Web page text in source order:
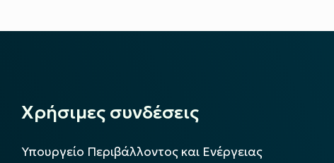
Χρήσιμες συνδέσεις
Υπουργείο Περιβάλλοντος και Ενέργειας